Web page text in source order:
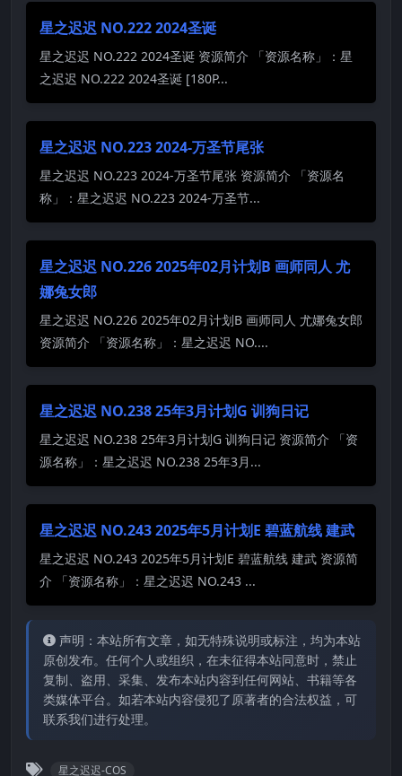
星之迟迟 NO.222 2024圣诞
星之迟迟 NO.222 2024圣诞 资源简介 「资源名称」：星
之迟迟 NO.222 2024圣诞 [180P...
星之迟迟 NO.223 2024-万圣节尾张
星之迟迟 NO.223 2024-万圣节尾张 资源简介 「资源名
称」：星之迟迟 NO.223 2024-万圣节...
星之迟迟 NO.226 2025年02月计划B 画师同人 尤
娜兔女郎
星之迟迟 NO.226 2025年02月计划B 画师同人 尤娜兔女郎
资源简介 「资源名称」：星之迟迟 NO....
星之迟迟 NO.238 25年3月计划G 训狗日记
星之迟迟 NO.238 25年3月计划G 训狗日记 资源简介 「资
源名称」：星之迟迟 NO.238 25年3月...
星之迟迟 NO.243 2025年5月计划E 碧蓝航线 建武
星之迟迟 NO.243 2025年5月计划E 碧蓝航线 建武 资源简
介 「资源名称」：星之迟迟 NO.243 ...
声明：本站所有文章，如无特殊说明或标注，均为本站
原创发布。任何个人或组织，在未征得本站同意时，禁止
复制、盗用、采集、发布本站内容到任何网站、书籍等各
类媒体平台。如若本站内容侵犯了原著者的合法权益，可
联系我们进行处理。
星之迟迟-COS